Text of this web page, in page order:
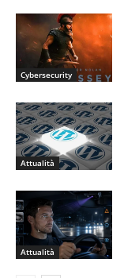
Cybersecurity
Attualità
Attualità